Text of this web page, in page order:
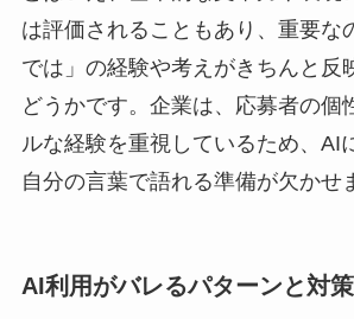
は評価されることもあり、重要な
では」の経験や考えがきちんと反
どうかです。企業は、応募者の個
ルな経験を重視しているため、AI
自分の言葉で語れる準備が欠かせ
AI利用がバレるパターンと対策